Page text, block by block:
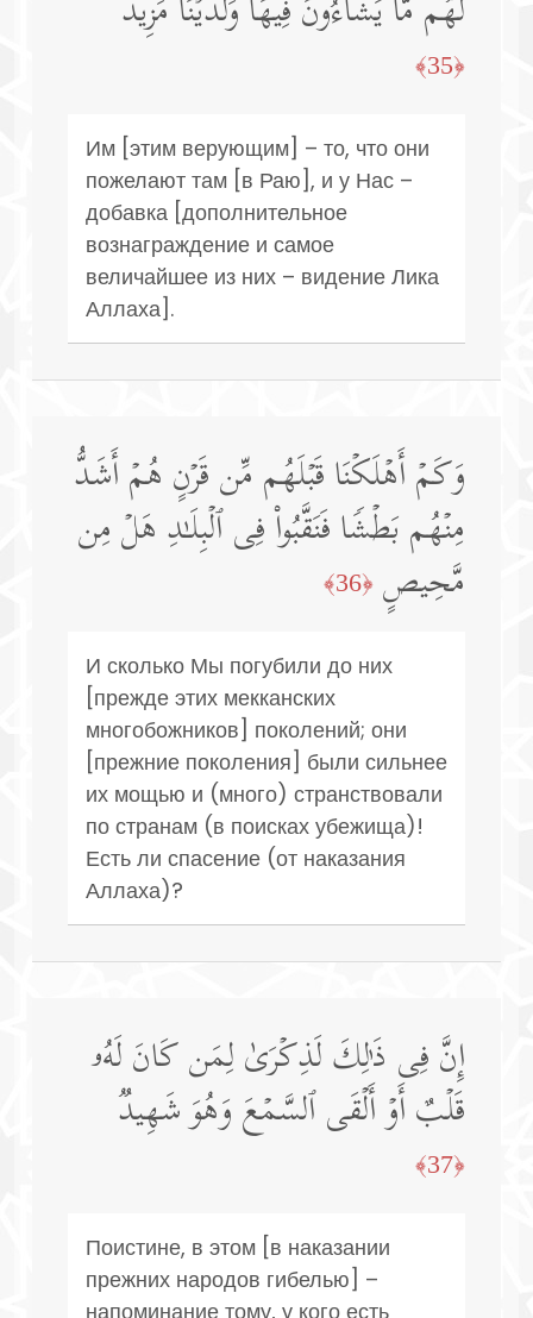
لَهُم مَّا یَشَاۤءُونَ فِیهَا وَلَدَیۡنَا مَزِیدࣱ
﴿35﴾
Им [этим верующим] – то, что они
пожелают там [в Раю], и у Нас –
добавка [дополнительное
вознаграждение и самое
величайшее из них – видение Лика
Аллаха].
وَكَمۡ أَهۡلَكۡنَا قَبۡلَهُم مِّن قَرۡنٍ هُمۡ أَشَدُّ
مِنۡهُم بَطۡشࣰا فَنَقَّبُوا۟ فِی ٱلۡبِلَـٰدِ هَلۡ مِن
مَّحِیصٍ ﴿36﴾
И сколько Мы погубили до них
[прежде этих мекканских
многобожников] поколений; они
[прежние поколения] были сильнее
их мощью и (много) странствовали
по странам (в поисках убежища)!
Есть ли спасение (от наказания
Аллаха)?
إِنَّ فِی ذَ ٰ⁠لِكَ لَذِكۡرَىٰ لِمَن كَانَ لَهُۥ
قَلۡبٌ أَوۡ أَلۡقَى ٱلسَّمۡعَ وَهُوَ شَهِیدࣱ
﴿37﴾
Поистине, в этом [в наказании
прежних народов гибелью] –
напоминание тому, у кого есть